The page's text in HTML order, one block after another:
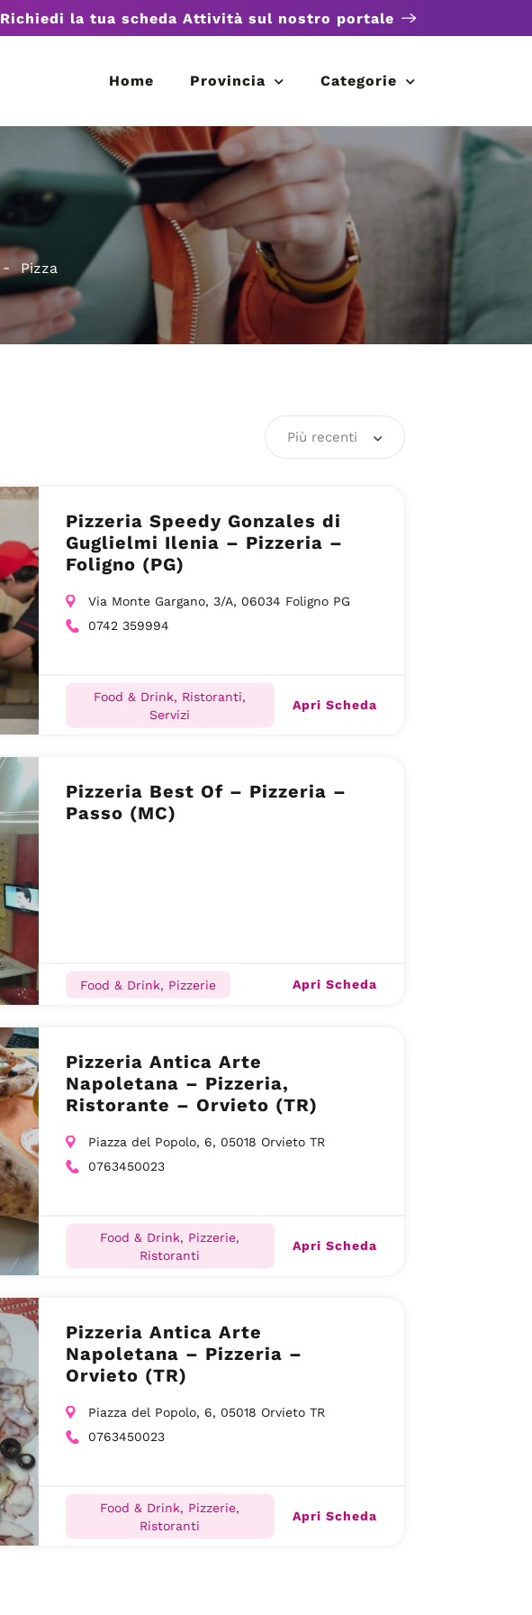
Richiedi la tua scheda Attività sul nostro portale
Home Provincia Categorie
Pizza
Più recenti
Pizzeria Speedy Gonzales di
Guglielmi Ilenia – Pizzeria –
Foligno (PG)
Via Monte Gargano, 3/A, 06034 Foligno PG
0742 359994
Food & Drink, Ristoranti,
Servizi
Apri Scheda
Pizzeria Best Of – Pizzeria –
Passo (MC)
Food & Drink, Pizzerie Apri Scheda
Pizzeria Antica Arte
Napoletana – Pizzeria,
Ristorante – Orvieto (TR)
Piazza del Popolo, 6, 05018 Orvieto TR
0763450023
Food & Drink, Pizzerie,
Ristoranti
Apri Scheda
Pizzeria Antica Arte
Napoletana – Pizzeria –
Orvieto (TR)
Piazza del Popolo, 6, 05018 Orvieto TR
0763450023
Food & Drink, Pizzerie,
Ristoranti
Apri Scheda